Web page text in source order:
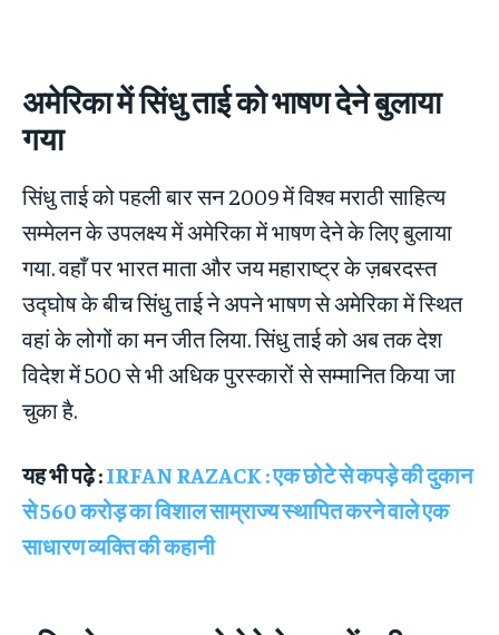
अमेरिका में सिंधु ताई को भाषण देने बुलाया
गया
सिंधु ताई को पहली बार सन 2009 में विश्व मराठी साहित्य
सम्मेलन के उपलक्ष्य में अमेरिका में भाषण देने के लिए बुलाया
गया. वहाँ पर भारत माता और जय महाराष्ट्र के ज़बरदस्त
उद्घोष के बीच सिंधु ताई ने अपने भाषण से अमेरिका में स्थित
वहां के लोगों का मन जीत लिया. सिंधु ताई को अब तक देश
विदेश में 500 से भी अधिक पुरस्‍कारों से सम्‍मानित किया जा
चुका है.
यह भी पढ़े :IRFAN RAZACK : एक छोटे से कपड़े की दुकान
से 560 करोड़ का विशाल साम्राज्य स्थापित करने वाले एक
साधारण व्यक्ति की कहानी